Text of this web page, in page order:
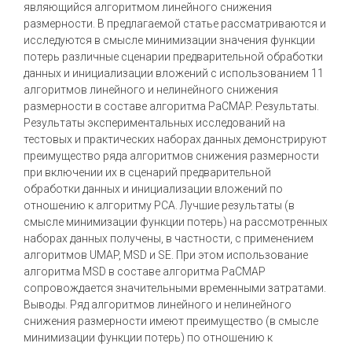
являющийся алгоритмом линейного снижения
размерности. В предлагаемой статье рассматриваются и
исследуются в смысле минимизации значения функции
потерь различные сценарии предварительной обработки
данных и инициализации вложений с использованием 11
алгоритмов линейного и нелинейного снижения
размерности в составе алгоритма PaCMAP. Результаты.
Результаты экспериментальных исследований на
тестовых и практических наборах данных демонстрируют
преимущество ряда алгоритмов снижения размерности
при включении их в сценарий предварительной
обработки данных и инициализации вложений по
отношению к алгоритму PCA. Лучшие результаты (в
смысле минимизации функции потерь) на рассмотренных
наборах данных получены, в частности, с применением
алгоритмов UMAP, MSD и SE. При этом использование
алгоритма MSD в составе алгоритма PaCMAP
сопровождается значительными временными затратами.
Выводы. Ряд алгоритмов линейного и нелинейного
снижения размерности имеют преимущество (в смысле
минимизации функции потерь) по отношению к